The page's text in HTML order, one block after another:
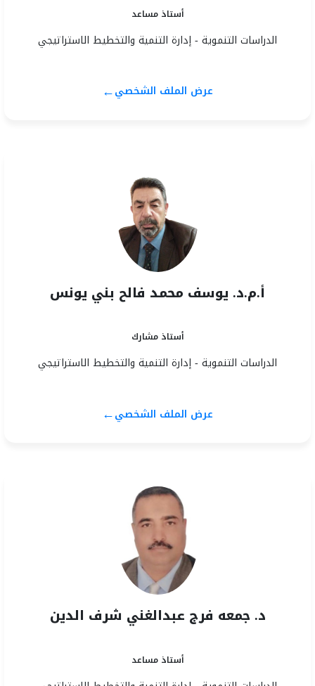
أستاذ مساعد
الدراسات التنموية - إدارة التنمية والتخطيط الاستراتيجي
عرض الملف الشخصي←
أ.م.د. يوسف محمد فالح بني يونس
أستاذ مشارك
الدراسات التنموية - إدارة التنمية والتخطيط الاستراتيجي
عرض الملف الشخصي←
د. جمعه فرج عبدالغني شرف الدين
أستاذ مساعد